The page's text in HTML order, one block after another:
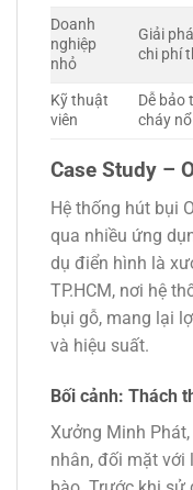
Doanh
nghiệp
nhỏ
Giải
chi phí
Kỹ thuật
viên
Dễ bảo
cháy nổ
Case Study –
Hệ thống hút bụi
qua nhiều ứng
dụ điển hình là
TP.HCM, nơi hệ
bụi gỗ, mang lại
và hiệu suất.
Bối cảnh: Thách
Xưởng Minh
nhân, đối mặt với